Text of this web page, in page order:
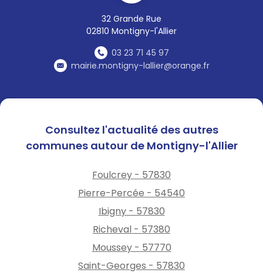
32 Grande Rue
02810 Montigny-l'Allier
03 23 71 45 97
mairie.montigny-lallier@orange.fr
Consultez l'actualité des autres
communes autour de Montigny-l'Allier
Foulcrey - 57830
Pierre-Percée - 54540
Ibigny - 57830
Richeval - 57380
Moussey - 57770
Saint-Georges - 57830